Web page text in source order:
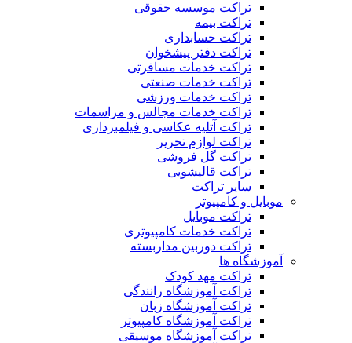
تراکت موسسه حقوقی
تراکت بیمه
تراکت حسابداری
تراکت دفتر پیشخوان
تراکت خدمات مسافرتی
تراکت خدمات صنعتی
تراکت خدمات ورزشی
تراکت خدمات مجالس و مراسمات
تراکت آتلیه عکاسی و فیلمبرداری
تراکت لوازم تحریر
تراکت گل فروشی
تراکت قالیشویی
سایر تراکت
موبایل و کامپیوتر
تراکت موبایل
تراکت خدمات کامپیوتری
تراکت دوربین مداربسته
آموزشگاه ها
تراکت مهد کودک
تراکت آموزشگاه رانندگی
تراکت آموزشگاه زبان
تراکت آموزشگاه کامپیوتر
تراکت آموزشگاه موسیقی